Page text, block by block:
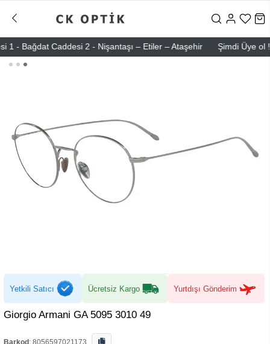
Caddesi 2 - Nişantaşı – Etiler – Ataşehir Şimdi Üye ol ! 5000
Yetkili Satıcı Ücretsiz Kargo Yurtdışı Gönderim
Giorgio Armani GA 5095 3010 49
Barkod : 8056597021173